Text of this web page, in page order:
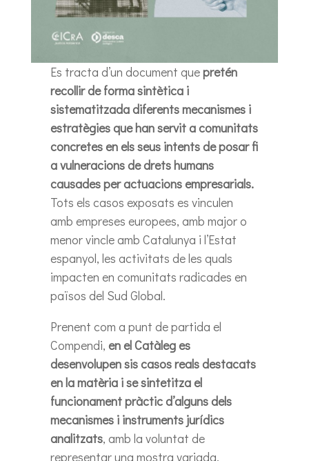
Es tracta d’un document quepretén
recollir de forma sintètica i
sistematitzada diferents mecanismes i
estratègies que han servit a comunitats
concretes en els seus intents de posar fi
a vulneracions de drets humans
causades per actuacions empresarials.
Tots els casos exposats es vinculen
amb empreses europees, amb major o
menor vincle amb Catalunya i l’Estat
espanyol, les activitats de les quals
impacten en comunitats radicades en
països del Sud Global.
Prenent com a punt de partida el
Compendi,en el Catàleg es
desenvolupen sis casos reals destacats
en la matèria i se sintetitza el
funcionament pràctic d’alguns dels
mecanismes i instruments jurídics
analitzats, amb la voluntat de
representar una mostra variada.